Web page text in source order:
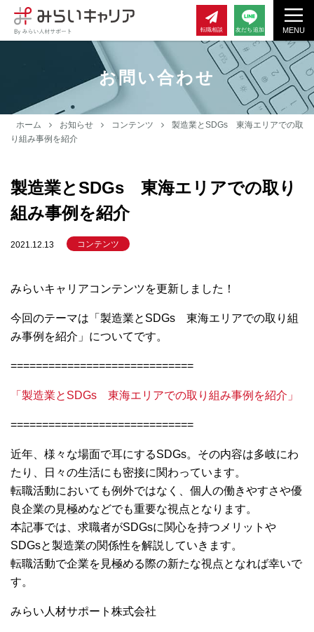
MENU
転職相談 友だち追加
お問い合わせ
ホーム お知らせ コンテンツ
製造業とSDGs 東海エリアでの取
り組み事例を紹介
製造業とSDGs 東海エリアでの取り
組み事例を紹介
2021.12.13 コンテンツ
みらいキャリアコンテンツを更新しました！
今回のテーマは「製造業とSDGs 東海エリアでの取り組
み事例を紹介」についてです。
=============================
「製造業とSDGs 東海エリアでの取り組み事例を紹介」
=============================
近年、様々な場面で耳にするSDGs。その内容は多岐にわ
たり、日々の生活にも密接に関わっています。
転職活動においても例外ではなく、個人の働きやすさや優
良企業の見極めなどでも重要な視点となります。
本記事では、求職者がSDGsに関心を持つメリットや
SDGsと製造業の関係性を解説していきます。
転職活動で企業を見極める際の新たな視点となれば幸いで
す。
みらい人材サポート株式会社